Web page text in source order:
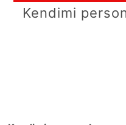
Kendimi